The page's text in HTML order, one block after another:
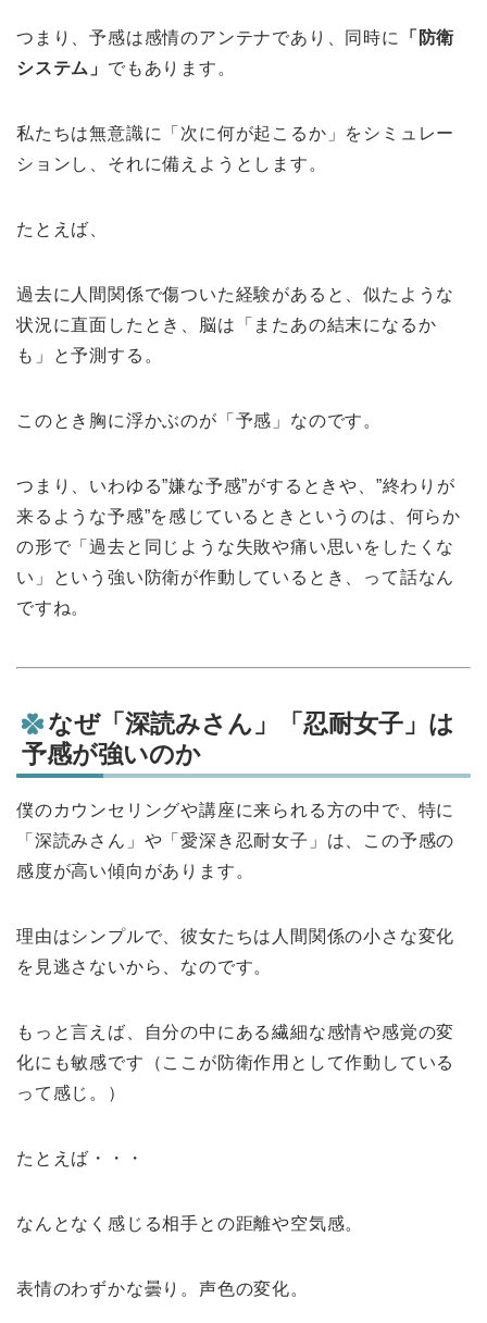
つまり、予感は感情のアンテナであり、同時に
「防衛
システム」 でもあります。
私たちは無意識に「次に何が起こるか」をシミュレー
ションし、それに備えようとします。
たとえば、
過去に人間関係で傷ついた経験があると、似たような
状況に直面したとき、脳は「またあの結末になるか
も」と予測する。
このとき胸に浮かぶのが「予感」なのです。
つまり、いわゆる”嫌な予感”がするときや、”終わりが
来るような予感”を感じているときというのは、何らか
の形で「過去と同じような失敗や痛い思いをしたくな
い」という強い防衛が作動しているとき、って話なん
ですね。
なぜ「深読みさん」「忍耐女子」は
予感が強いのか
僕のカウンセリングや講座に来られる方の中で、特に
「深読みさん」や「愛深き忍耐女子」は、この予感の
感度が高い傾向があります。
理由はシンプルで、彼女たちは人間関係の小さな変化
を見逃さないから、なのです。
もっと言えば、自分の中にある繊細な感情や感覚の変
化にも敏感です（ここが防衛作用として作動している
って感じ。）
たとえば・・・
なんとなく感じる相手との距離や空気感。
表情のわずかな曇り。声色の変化。